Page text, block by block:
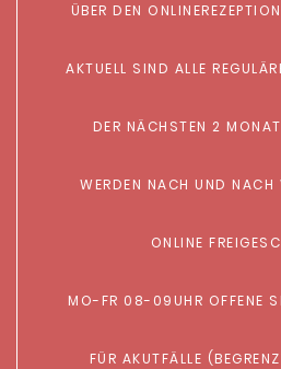
ÜBER DEN
AKTUELL SIND ALLE
DER NÄCHSTEN 2
WERDEN NACH UND NACH
ONLINE
MO-FR 08-09UHR OFFENE
FÜR AKUTFÄLLE